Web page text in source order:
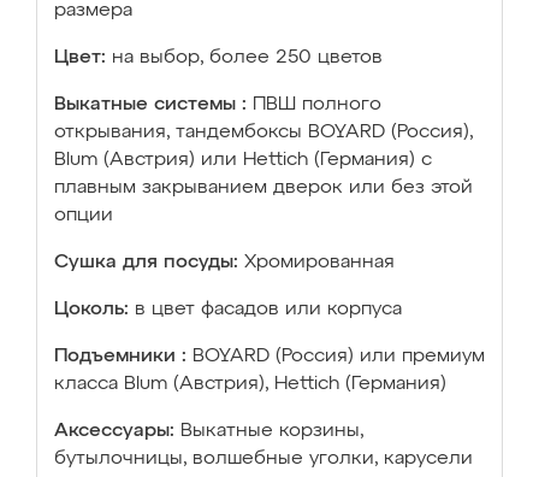
размера
Цвет: на выбор, более 250 цветов
Выкатные системы :
ПВШ полного
открывания, тандембоксы BOYARD (Россия),
Blum (Австрия) или Hettich (Германия) с
плавным закрыванием дверок или без этой
опции
Сушка для посуды: Хромированная
Цоколь: в цвет фасадов или корпуса
Подъемники : BOYARD (Россия) или премиум
класса Blum (Австрия), Hettich (Германия)
Аксессуары: Выкатные корзины,
бутылочницы, волшебные уголки, карусели